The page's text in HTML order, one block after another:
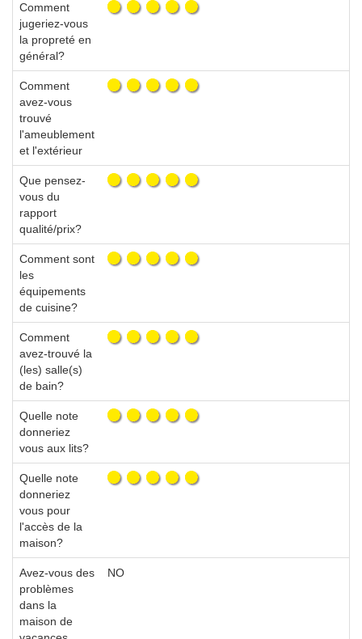
Comment
jugeriez-vous
la propreté en
général?
Comment
avez-vous
trouvé
l'ameublement
et l'extérieur
Que pensez-
vous du
rapport
qualité/prix?
Comment sont
les
équipements
de cuisine?
Comment
avez-trouvé la
(les) salle(s)
de bain?
Quelle note
donneriez
vous aux lits?
Quelle note
donneriez
vous pour
l'accès de la
maison?
Avez-vous des
problèmes
dans la
maison de
NO